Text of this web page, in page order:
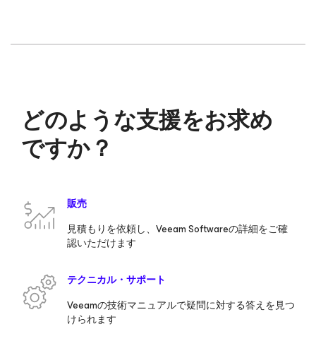
どのような支援をお求め
ですか？
販売
見積もりを依頼し、Veeam Softwareの詳細をご確
認いただけます
テクニカル・サポート
Veeamの技術マニュアルで疑問に対する答えを見つ
けられます